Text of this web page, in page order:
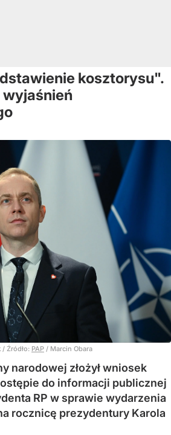
kosztorysu".
/ Źródło: PAP / Marcin Obara
narodowej złożył wniosek
do informacji publicznej
RP w sprawie wydarzenia
rocznicę prezydentury Karola